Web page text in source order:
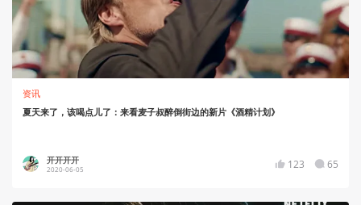
资讯
夏天来了，该喝点儿了：来看麦子叔醉倒街边的新片《酒精计划》
开开开开
2020-06-05 123 65